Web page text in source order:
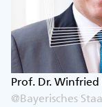
Prof. Dr. Winfried
@Bayerisches